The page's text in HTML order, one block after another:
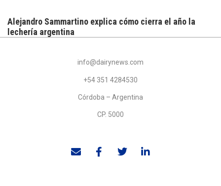
Alejandro Sammartino explica cómo cierra el año la
lechería argentina
info@dairynews.com
+54 351 4284530
Córdoba – Argentina
CP. 5000